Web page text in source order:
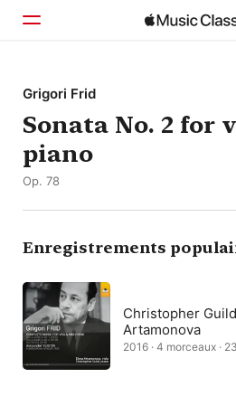
Accueil
Parcourir
Rechercher
Grigori Frid
Sonata No. 2 for
piano
Op. 78
Enregistrements
Christopher
Artamonova
2016 · 4 morceaux ·